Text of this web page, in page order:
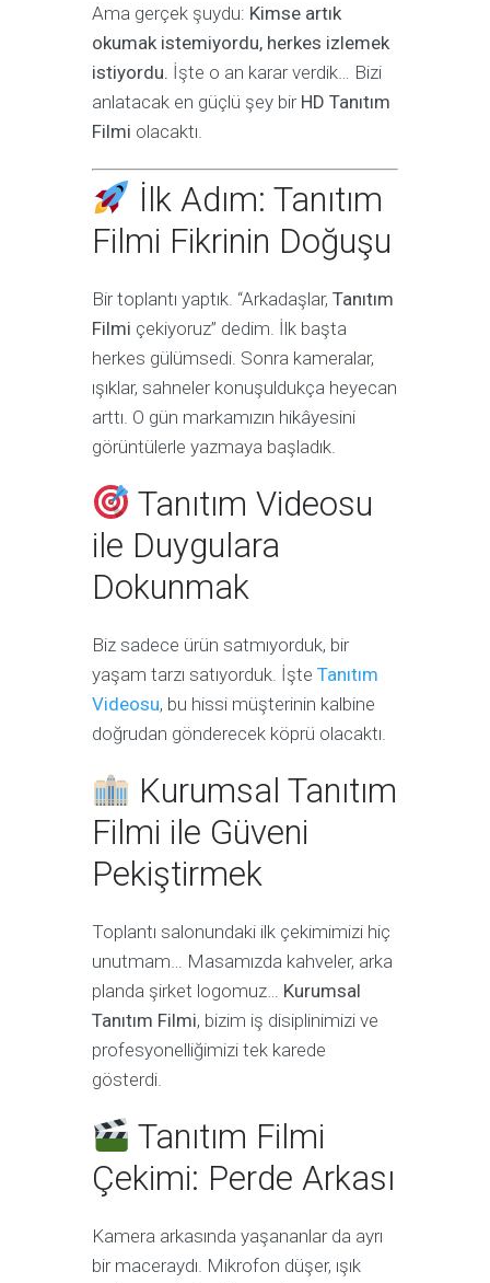
Ama gerçek şuydu: Kimse artık
okumak istemiyordu, herkes izlemek
istiyordu. İşte o an karar verdik… Bizi
anlatacak en güçlü şey bir HD Tanıtım
Filmi olacaktı.
İlk Adım: Tanıtım
Filmi Fikrinin Doğuşu
Bir toplantı yaptık. “Arkadaşlar, Tanıtım
Filmi çekiyoruz” dedim. İlk başta
herkes gülümsedi. Sonra kameralar,
ışıklar, sahneler konuşuldukça heyecan
arttı. O gün markamızın hikâyesini
görüntülerle yazmaya başladık.
Tanıtım Videosu
ile Duygulara
Dokunmak
Biz sadece ürün satmıyorduk, bir
yaşam tarzı satıyorduk. İşte Tanıtım
Videosu, bu hissi müşterinin kalbine
doğrudan gönderecek köprü olacaktı.
Kurumsal Tanıtım
Filmi ile Güveni
Pekiştirmek
Toplantı salonundaki ilk çekimimizi hiç
unutmam… Masamızda kahveler, arka
planda şirket logomuz… Kurumsal
Tanıtım Filmi, bizim iş disiplinimizi ve
profesyonelliğimizi tek karede
gösterdi.
Tanıtım Filmi
Çekimi: Perde Arkası
Kamera arkasında yaşananlar da ayrı
bir maceraydı. Mikrofon düşer, ışık